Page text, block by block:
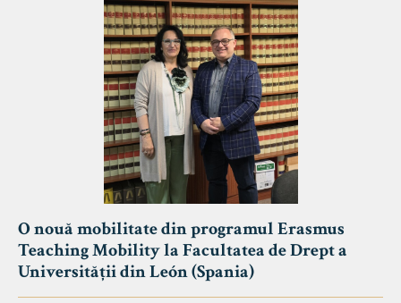
O nouă mobilitate din programul Erasmus
Teaching Mobility la Facultatea de Drept a
Universității din León (Spania)